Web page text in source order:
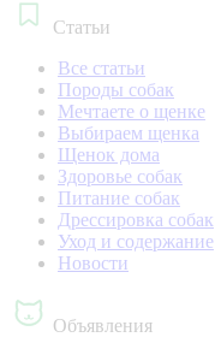
Статьи
Все статьи
Породы собак
Мечтаете о щенке
Выбираем щенка
Щенок дома
Здоровье собак
Питание собак
Дрессировка собак
Уход и содержание
Новости
Объявления